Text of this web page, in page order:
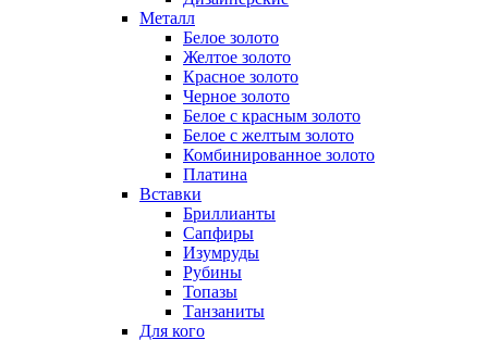
Металл
Белое золото
Желтое золото
Красное золото
Черное золото
Белое с красным золото
Белое с желтым золото
Комбинированное золото
Платина
Вставки
Бриллианты
Сапфиры
Изумруды
Рубины
Топазы
Танзаниты
Для кого